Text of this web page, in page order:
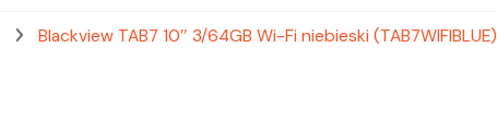
Blackview TAB7 10″ 3/64GB Wi-Fi niebieski (TAB7WIFIBLUE)